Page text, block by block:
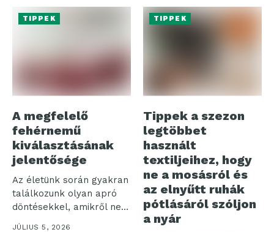
TIPPEK
A megfelelő
fehérnemű
kiválasztásának
jelentősége
Az életünk során gyakran
találkozunk olyan apró
döntésekkel, amikről nem
JÚLIUS 5, 2026
TIPPEK
Tippek a szezon
legtöbbet
használt
textiljeihez, hogy
ne a mosásról és
az elnyűtt ruhák
pótlásáról szóljon
a nyár